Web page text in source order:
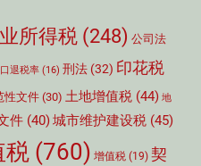
所得税 (248) 公司法
退税率 (16) 刑法 (32) 印花税
性文件(30) 土地增值税 (44) 地
件 (40)城市维护建设税 (45)
税 (760) 增值税 (19) 契